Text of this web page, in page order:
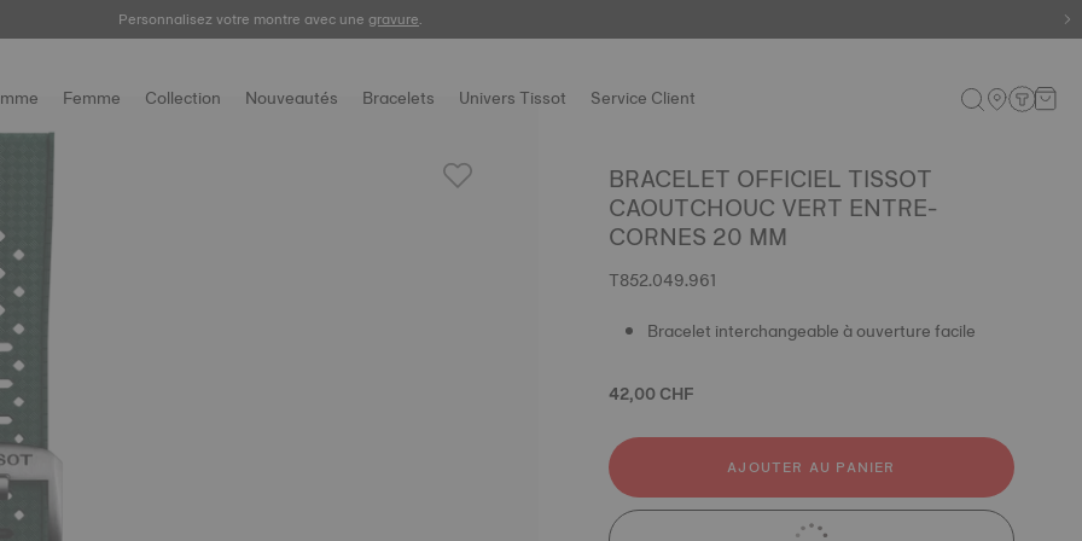
Personnalisez votre montre avec une gravure.
Enregistrez votre montre
Femme Collection Nouveautés Bracelets Univers Tissot Service Client
BRACELET OFFICIEL TISSOT
CAOUTCHOUC VERT ENTRE-
CORNES 20 MM
T852.049.961
Bracelet interchangeable à ouverture facile
42,00 CHF
AJOUTER AU PANIER